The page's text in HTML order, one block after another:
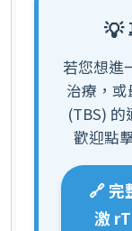
💡
若您想進
治療，
(TBS) 的
歡迎點
🔗 完
激